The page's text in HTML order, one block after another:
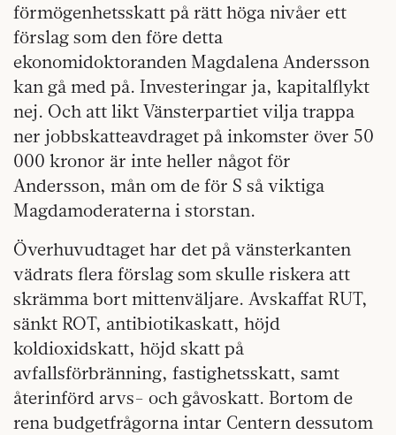
förmögenhetsskatt på rätt höga nivåer ett
förslag som den före detta
ekonomidoktoranden Magdalena Andersson
kan gå med på. Investeringar ja, kapitalflykt
nej. Och att likt Vänsterpartiet vilja trappa
ner jobbskatteavdraget på inkomster över 50
000 kronor är inte heller något för
Andersson, mån om de för S så viktiga
Magdamoderaterna i storstan.
Överhuvudtaget har det på vänsterkanten
vädrats flera förslag som skulle riskera att
skrämma bort mittenväljare. Avskaffat RUT,
sänkt ROT, antibiotikaskatt, höjd
koldioxidskatt, höjd skatt på
avfallsförbränning, fastighetsskatt, samt
återinförd arvs- och gåvoskatt. Bortom de
rena budgetfrågorna intar Centern dessutom